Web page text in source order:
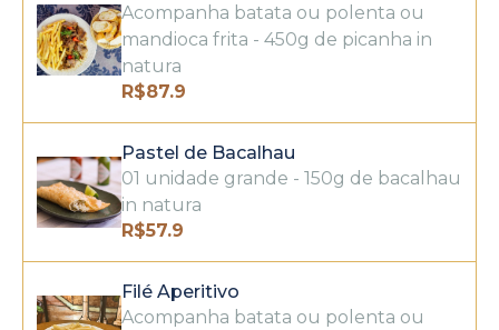
Acompanha batata ou polenta ou
mandioca frita - 450g de picanha in
natura
R$87.9
Pastel de Bacalhau
01 unidade grande - 150g de bacalhau
in natura
R$57.9
Filé Aperitivo
Acompanha batata ou polenta ou